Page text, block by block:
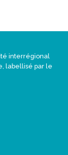
interrégional
labellisé par le